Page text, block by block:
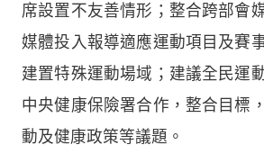
席設置不友善情形；整合跨部會
媒體投入報導適應運動項目及賽
建置特殊運動場域；建議全民運
中央健康保險署合作，整合目標
動及健康政策等議題。